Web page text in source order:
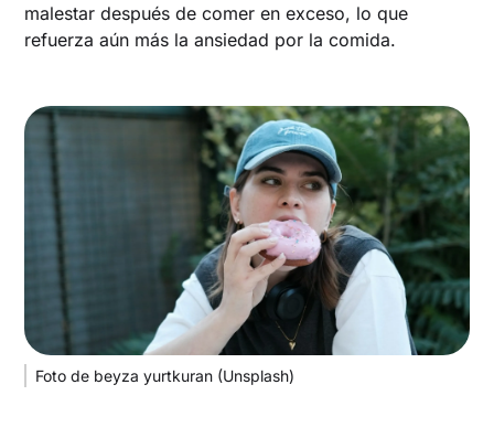
malestar después de comer en exceso, lo que
refuerza aún más la ansiedad por la comida.
Foto de beyza yurtkuran (Unsplash)